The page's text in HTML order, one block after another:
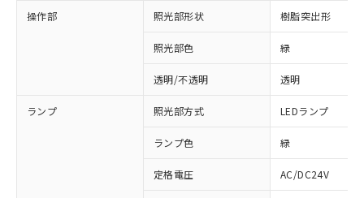
操作部 照光部形状 樹脂突出形
照光部色 緑
透明/不透明 透明
ランプ 照光部方式 LEDランプ
ランプ色 緑
定格電圧 AC/DC24V